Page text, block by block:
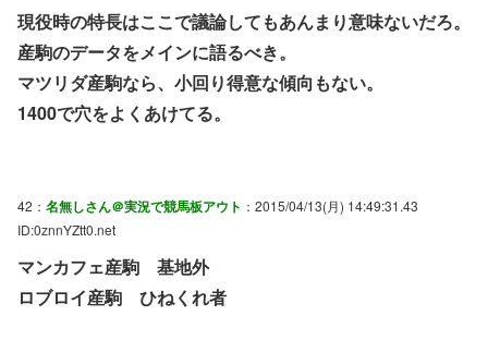
現役時の特長はここで議論してもあんまり意味ないだろ。
産駒のデータをメインに語るべき。
マツリダ産駒なら、小回り得意な傾向もない。
1400で穴をよくあけてる。
42： 名無しさん＠実況で競馬板アウト ：2015/04/13(月) 14:49:31.43
ID:0znnYZtt0.net
マンカフェ産駒 基地外
ロブロイ産駒 ひねくれ者